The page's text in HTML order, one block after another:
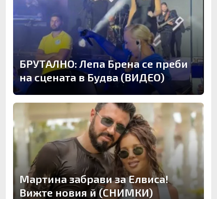
БРУТАЛНО: Лепа Брена се преби
на сцената в Будва (ВИДЕО)
Мартина забрави за Елвиса!
Вижте новия й (СНИМКИ)